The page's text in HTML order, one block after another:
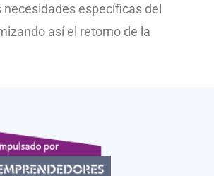
necesidades específicas del
así el retorno de la